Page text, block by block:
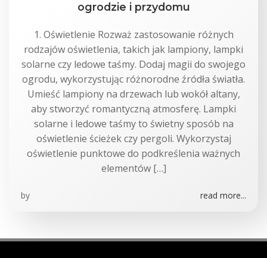
ogrodzie i przydomu
1. Oświetlenie Rozważ zastosowanie różnych
rodzajów oświetlenia, takich jak lampiony, lampki
solarne czy ledowe taśmy. Dodaj magii do swojego
ogrodu, wykorzystując różnorodne źródła światła.
Umieść lampiony na drzewach lub wokół altany,
aby stworzyć romantyczną atmosferę. Lampki
solarne i ledowe taśmy to świetny sposób na
oświetlenie ścieżek czy pergoli. Wykorzystaj
oświetlenie punktowe do podkreślenia ważnych
elementów […]
by read more...